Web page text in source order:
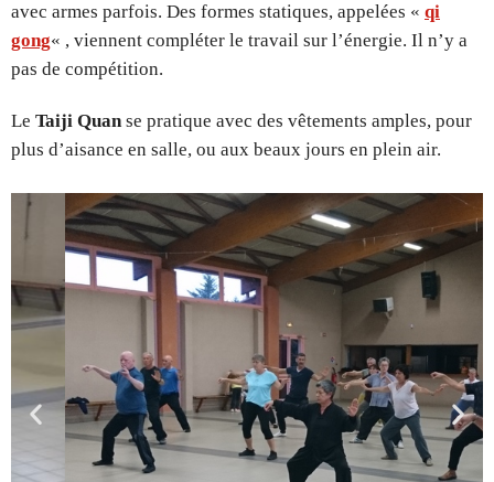
avec armes parfois. Des formes statiques, appelées « qi
gong« , viennent compléter le travail sur l’énergie. Il n’y a
pas de compétition.
Le Taiji Quanse pratique avec des vêtements amples, pour
plus d’aisance en salle, ou aux beaux jours en plein air.